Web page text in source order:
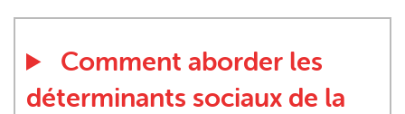
Comment aborder les
déterminants sociaux de la